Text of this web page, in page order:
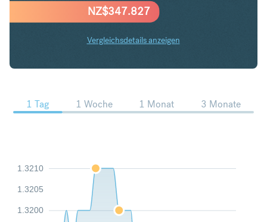
NZ$347.827
Vergleichsdetails anzeigen
SGD in NZD Trends
1 Tag 1 Woche 1 Monat 3 Monate
1.3200
1.3205
1.3210